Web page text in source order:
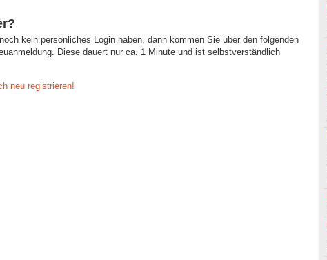
kein persönliches Login haben, dann kommen Sie über den folgenden
Diese dauert nur ca. 1 Minute und ist selbstverständlich
neu registrieren!